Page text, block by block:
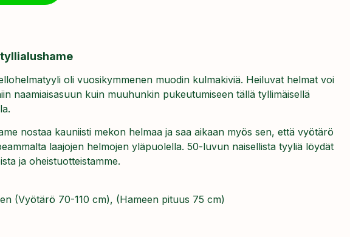
oli vuosikymmenen muodin kulmakiviä. Heiluvat helmat voi
naamiaisasuun kuin muuhunkin pukeutumiseen tällä tyllimäisellä
nostaa kauniisti mekon helmaa ja saa aikaan myös sen, että vyötärö
laajojen helmojen yläpuolella. 50-luvun naisellista tyyliä löydät
ja oheistuotteistamme.
(Vyötärö 70-110 cm), (Hameen pituus 75 cm)